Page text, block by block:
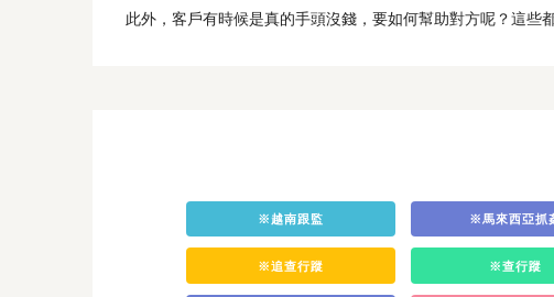
此外，客戶有時候是真的手頭沒錢，要如何幫助對方呢？這些
※越南跟監 ※馬來西亞抓
※追查行蹤 ※查行蹤